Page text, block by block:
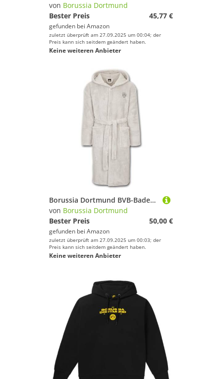
von Borussia Dortmund
Bester Preis
45,77 €
gefunden bei Amazon
zuletzt überprüft am 27.09.2025 um 00:04; der
Preis kann sich seitdem geändert haben.
Keine weiteren Anbieter
Borussia Dortmund BVB-Bademantel Damen - Beige mit Vereinslogo und Schriftzug
von Borussia Dortmund
Bester Preis
50,00 €
gefunden bei Amazon
zuletzt überprüft am 27.09.2025 um 00:03; der
Preis kann sich seitdem geändert haben.
Keine weiteren Anbieter